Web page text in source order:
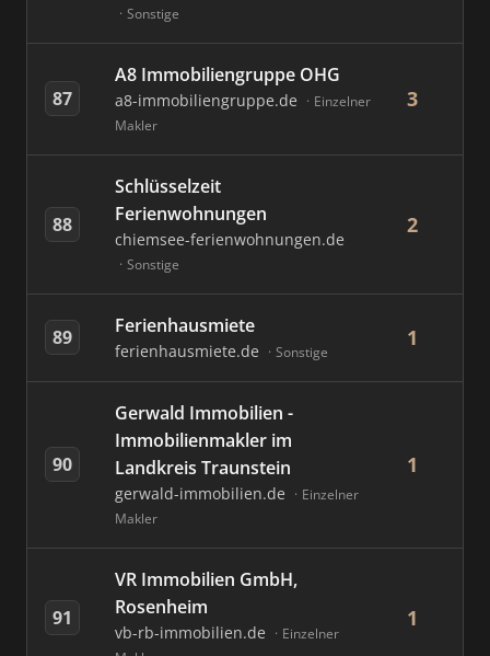
Sonstige
87
A8 Immobiliengruppe OHG
a8-immobiliengruppe.de
Einzelner
Makler
3
88
Schlüsselzeit
Ferienwohnungen
chiemsee-ferienwohnungen.de
Sonstige
2
89 Ferienhausmiete
ferienhausmiete.de Sonstige
1
90
Gerwald Immobilien -
Immobilienmakler im
Landkreis Traunstein
gerwald-immobilien.de
Einzelner
Makler
1
91
VR Immobilien GmbH,
Rosenheim
vb-rb-immobilien.de
Einzelner
1